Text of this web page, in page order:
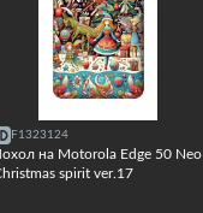
F1323124
на Motorola Edge 50 Neo
spirit ver.17